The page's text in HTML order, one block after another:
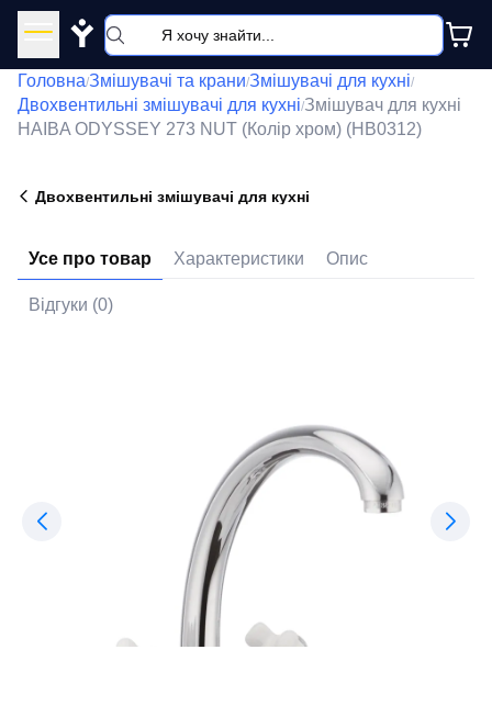
Y
Головна/Змішувачі та крани/Змішувачі для кухні/
Двохвентильні змішувачі для кухні/Змішувач для кухні
HAIBA ODYSSEY 273 NUT (Колір хром) (HB0312)
Двохвентильні змішувачі для кухні
Усе про товар Характеристики Опис
Відгуки (0)